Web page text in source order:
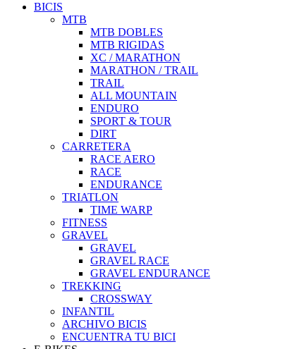
BICIS
MTB
MTB DOBLES
MTB RIGIDAS
XC / MARATHON
MARATHON / TRAIL
TRAIL
ALL MOUNTAIN
ENDURO
SPORT & TOUR
DIRT
CARRETERA
RACE AERO
RACE
ENDURANCE
TRIATLON
TIME WARP
FITNESS
GRAVEL
GRAVEL
GRAVEL RACE
GRAVEL ENDURANCE
TREKKING
CROSSWAY
INFANTIL
ARCHIVO BICIS
ENCUENTRA TU BICI